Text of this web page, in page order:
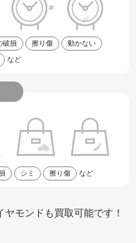
破損 擦り傷 動かない
など
シミ 擦り傷 など
モンドも買取可能です！